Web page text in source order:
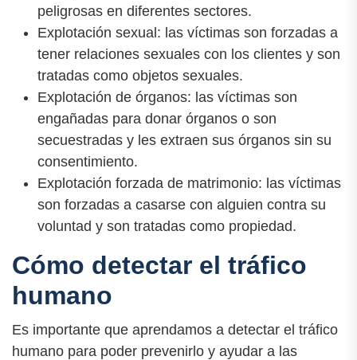
peligrosas en diferentes sectores.
Explotación sexual: las víctimas son forzadas a
tener relaciones sexuales con los clientes y son
tratadas como objetos sexuales.
Explotación de órganos: las víctimas son
engañadas para donar órganos o son
secuestradas y les extraen sus órganos sin su
consentimiento.
Explotación forzada de matrimonio: las víctimas
son forzadas a casarse con alguien contra su
voluntad y son tratadas como propiedad.
Cómo detectar el tráfico
humano
Es importante que aprendamos a detectar el tráfico
humano para poder prevenirlo y ayudar a las